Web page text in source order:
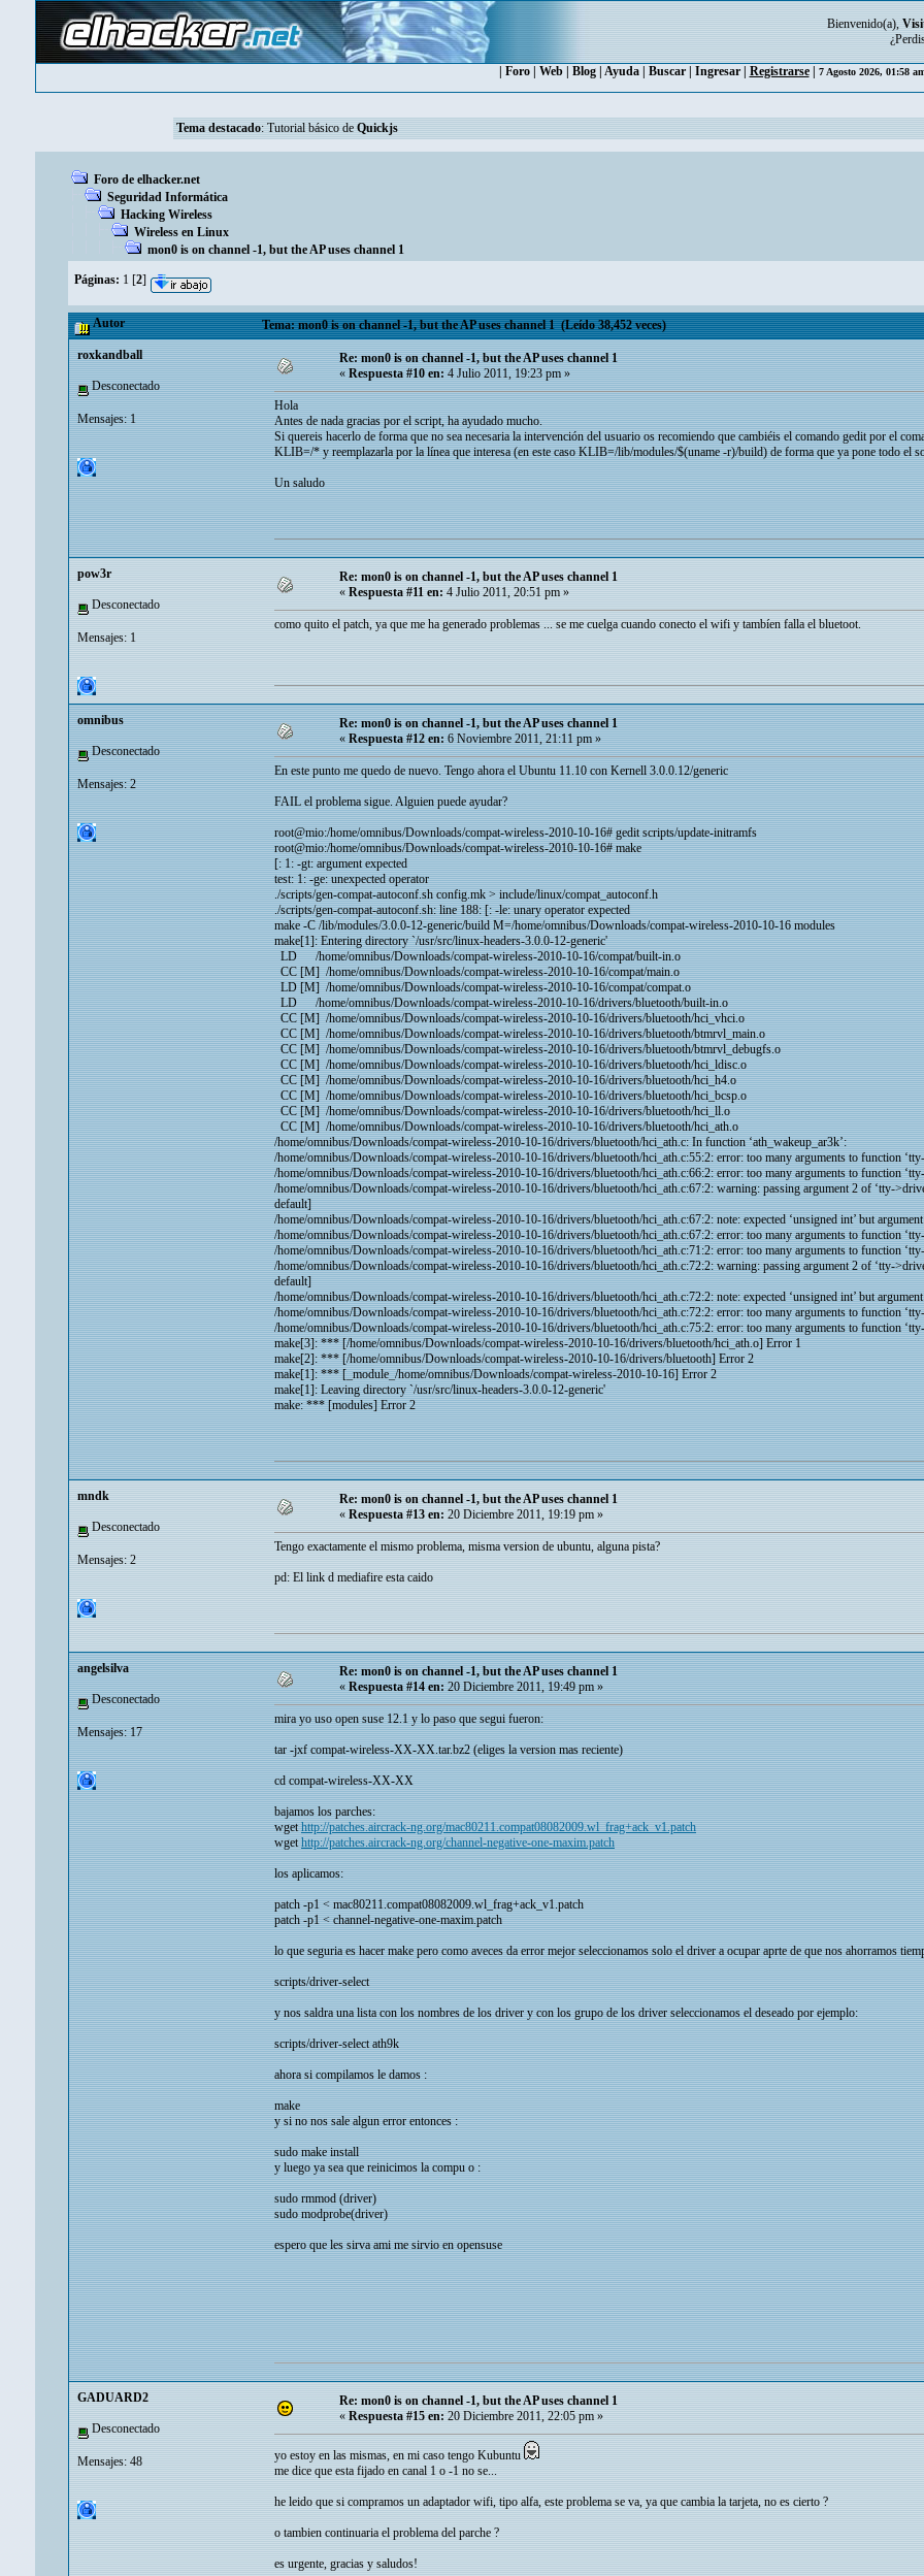
Bienvenido(a),
Foro| Web| Blog| Ayuda| Buscar| Ingresar| Registrarse| 7 Agosto 2026, 01:58
Tema destacado: Tutorial básico de Quickjs
Foro de elhacker.net
Seguridad Informática
Hacking Wireless
Wireless en Linux
mon0 is on channel -1, but the AP uses channel 1
Páginas: 1 [2]
Autor Tema: mon0 is on channel -1, but the AP uses channel 1 (Leído 38,452 veces)
roxkandball
Desconectado
Mensajes: 1
Re: mon0 is on channel -1, but the AP uses channel 1
«Respuesta #10 en:4 Julio 2011, 19:23 pm »
Hola
Antes de nada gracias por el script, ha ayudado mucho.
Si quereis hacerlo de forma que no sea necesaria la intervención del usuario os recomiendo que cambiéis el comando gedit por el
KLIB=/* y reemplazarla por la línea que interesa (en este caso KLIB=/lib/modules/$(uname -r)/build) de forma que ya pone todo el
Un saludo
pow3r
Desconectado
Mensajes: 1
Re: mon0 is on channel -1, but the AP uses channel 1
« Respuesta #11 en: 4 Julio 2011, 20:51 pm »
como quito el patch, ya que me ha generado problemas ... se me cuelga cuando conecto el wifi y tambíen falla el bluetoot.
omnibus
Desconectado
Mensajes: 2
Re: mon0 is on channel -1, but the AP uses channel 1
«Respuesta #12 en:6 Noviembre 2011, 21:11 pm »
En este punto me quedo de nuevo. Tengo ahora el Ubuntu 11.10 con Kernell 3.0.0.12/generic
FAIL el problema sigue. Alguien puede ayudar?
root@mio:/home/omnibus/Downloads/compat-wireless-2010-10-16# gedit scripts/update-initramfs
root@mio:/home/omnibus/Downloads/compat-wireless-2010-10-16# make
[: 1: -gt: argument expected
test: 1: -ge: unexpected operator
./scripts/gen-compat-autoconf.sh config.mk > include/linux/compat_autoconf.h
./scripts/gen-compat-autoconf.sh: line 188: [: -le: unary operator expected
make -C /lib/modules/3.0.0-12-generic/build M=/home/omnibus/Downloads/compat-wireless-2010-10-16 modules
make[1]: Entering directory `/usr/src/linux-headers-3.0.0-12-generic'
LD /home/omnibus/Downloads/compat-wireless-2010-10-16/compat/built-in.o
CC [M] /home/omnibus/Downloads/compat-wireless-2010-10-16/compat/main.o
LD [M] /home/omnibus/Downloads/compat-wireless-2010-10-16/compat/compat.o
LD /home/omnibus/Downloads/compat-wireless-2010-10-16/drivers/bluetooth/built-in.o
CC [M] /home/omnibus/Downloads/compat-wireless-2010-10-16/drivers/bluetooth/hci_vhci.o
CC [M] /home/omnibus/Downloads/compat-wireless-2010-10-16/drivers/bluetooth/btmrvl_main.o
CC [M] /home/omnibus/Downloads/compat-wireless-2010-10-16/drivers/bluetooth/btmrvl_debugfs.o
CC [M] /home/omnibus/Downloads/compat-wireless-2010-10-16/drivers/bluetooth/hci_ldisc.o
CC [M] /home/omnibus/Downloads/compat-wireless-2010-10-16/drivers/bluetooth/hci_h4.o
CC [M] /home/omnibus/Downloads/compat-wireless-2010-10-16/drivers/bluetooth/hci_bcsp.o
CC [M] /home/omnibus/Downloads/compat-wireless-2010-10-16/drivers/bluetooth/hci_ll.o
CC [M] /home/omnibus/Downloads/compat-wireless-2010-10-16/drivers/bluetooth/hci_ath.o
/home/omnibus/Downloads/compat-wireless-2010-10-16/drivers/bluetooth/hci_ath.c: In function ‘ath_wakeup_ar3k’:
/home/omnibus/Downloads/compat-wireless-2010-10-16/drivers/bluetooth/hci_ath.c:55:2: error: too many arguments to function
/home/omnibus/Downloads/compat-wireless-2010-10-16/drivers/bluetooth/hci_ath.c:66:2: error: too many arguments to function
/home/omnibus/Downloads/compat-wireless-2010-10-16/drivers/bluetooth/hci_ath.c:67:2: warning: passing argument 2 of ‘tty-
default]
/home/omnibus/Downloads/compat-wireless-2010-10-16/drivers/bluetooth/hci_ath.c:67:2: note: expected ‘unsigned int’ but
/home/omnibus/Downloads/compat-wireless-2010-10-16/drivers/bluetooth/hci_ath.c:67:2: error: too many arguments to function
/home/omnibus/Downloads/compat-wireless-2010-10-16/drivers/bluetooth/hci_ath.c:71:2: error: too many arguments to function
/home/omnibus/Downloads/compat-wireless-2010-10-16/drivers/bluetooth/hci_ath.c:72:2: warning: passing argument 2 of ‘tty-
default]
/home/omnibus/Downloads/compat-wireless-2010-10-16/drivers/bluetooth/hci_ath.c:72:2: note: expected ‘unsigned int’ but
/home/omnibus/Downloads/compat-wireless-2010-10-16/drivers/bluetooth/hci_ath.c:72:2: error: too many arguments to function
/home/omnibus/Downloads/compat-wireless-2010-10-16/drivers/bluetooth/hci_ath.c:75:2: error: too many arguments to function
make[3]: *** [/home/omnibus/Downloads/compat-wireless-2010-10-16/drivers/bluetooth/hci_ath.o] Error 1
make[2]: *** [/home/omnibus/Downloads/compat-wireless-2010-10-16/drivers/bluetooth] Error 2
make[1]: *** [_module_/home/omnibus/Downloads/compat-wireless-2010-10-16] Error 2
make[1]: Leaving directory `/usr/src/linux-headers-3.0.0-12-generic'
make: *** [modules] Error 2
mndk
Desconectado
Mensajes: 2
Re: mon0 is on channel -1, but the AP uses channel 1
« Respuesta #13 en: 20 Diciembre 2011, 19:19 pm »
Tengo exactamente el mismo problema, misma version de ubuntu, alguna pista?
pd: El link d mediafire esta caido
angelsilva
Desconectado
Mensajes: 17
Re: mon0 is on channel -1, but the AP uses channel 1
«Respuesta #14 en:20 Diciembre 2011, 19:49 pm »
mira yo uso open suse 12.1 y lo paso que segui fueron:
tar -jxf compat-wireless-XX-XX.tar.bz2 (eliges la version mas reciente)
cd compat-wireless-XX-XX
bajamos los parches:
wgethttp://patches.aircrack-ng.org/mac80211.compat08082009.wl_frag+ack_v1.patch
wgethttp://patches.aircrack-ng.org/channel-negative-one-maxim.patch
los aplicamos:
patch -p1 < mac80211.compat08082009.wl_frag+ack_v1.patch
patch -p1 < channel-negative-one-maxim.patch
lo que seguria es hacer make pero como aveces da error mejor seleccionamos solo el driver a ocupar aprte de que nos ahorramos
scripts/driver-select
y nos saldra una lista con los nombres de los driver y con los grupo de los driver seleccionamos el deseado por ejemplo:
scripts/driver-select ath9k
ahora si compilamos le damos :
make
y si no nos sale algun error entonces :
sudo make install
y luego ya sea que reinicimos la compu o :
sudo rmmod (driver)
sudo modprobe(driver)
espero que les sirva ami me sirvio en opensuse
GADUARD2
Desconectado
Mensajes: 48
Re: mon0 is on channel -1, but the AP uses channel 1
« Respuesta #15 en: 20 Diciembre 2011, 22:05 pm »
yo estoy en las mismas, en mi caso tengo Kubuntu
me dice que esta fijado en canal 1 o -1 no se...
he leido que si compramos un adaptador wifi, tipo alfa, este problema se va, ya que cambia la tarjeta, no es cierto ?
o tambien continuaria el problema del parche ?
es urgente, gracias y saludos!